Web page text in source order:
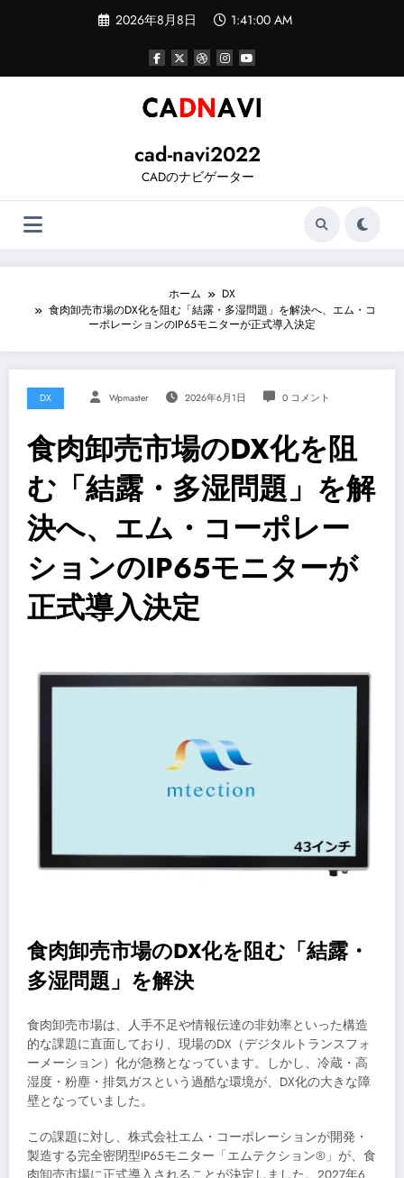
ツ
2026年8月8日 1:41:01 AM
cad-navi2022
CADのナビゲーター
ホーム
DX
食肉卸売市場のDX化を阻む「結露・多湿問題」を解決へ、エム・コ
ーポレーションのIP65モニターが正式導入決定
DX Wpmaster 2026年6月1日 0 コメント
食肉卸売市場のDX化を阻
む「結露・多湿問題」を解
決へ、エム・コーポレー
ションのIP65モニターが
正式導入決定
食肉卸売市場のDX化を阻む「結露・
多湿問題」を解決
食肉卸売市場は、人手不足や情報伝達の非効率といった構造
的な課題に直面しており、現場のDX（デジタルトランスフォ
ーメーション）化が急務となっています。しかし、冷蔵・高
湿度・粉塵・排気ガスという過酷な環境が、DX化の大きな障
壁となっていました。
この課題に対し、株式会社エム・コーポレーションが開発・
製造する完全密閉型IP65モニター「エムテクション®」が、食